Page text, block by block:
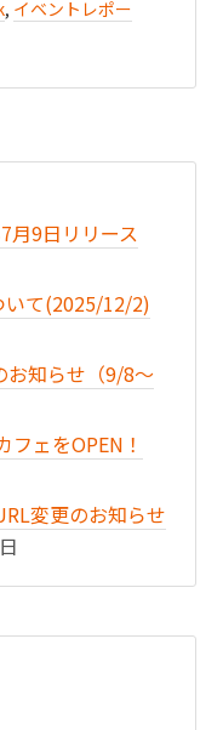
, イベントレポー
月9日リリース
いて(2025/12/2)
お知らせ（9/8〜
フェをOPEN！
変更のお知らせ